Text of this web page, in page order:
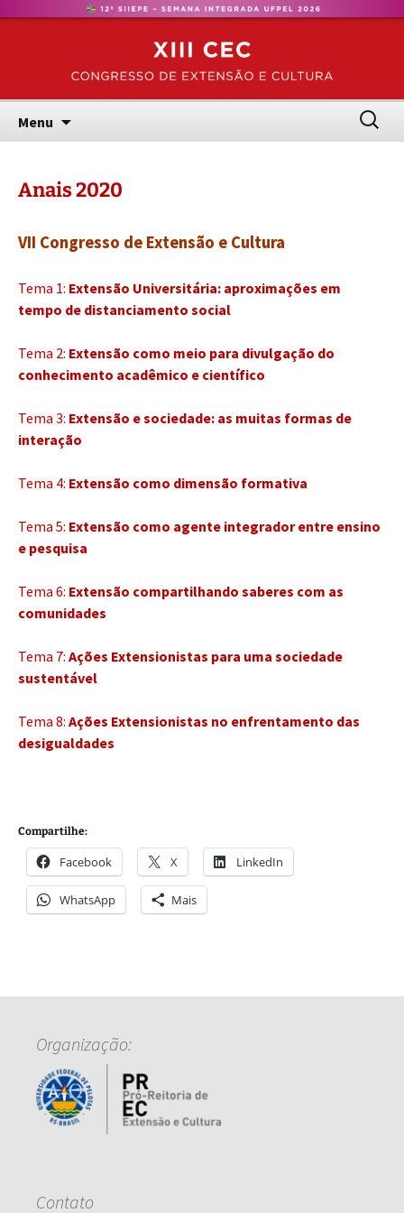
CEC
Congresso de Extensão e Cultura – UFPel
Menu
por:
Anais 2020
VII Congresso de Extensão e Cultura
Tema 1: Extensão Universitária: aproximações em
tempo de distanciamento social
Tema 2: Extensão como meio para divulgação do
conhecimento acadêmico e científico
Tema 3: Extensão e sociedade: as muitas formas de
interação
Tema 4: Extensão como dimensão formativa
Tema 5: Extensão como agente integrador entre ensino
e pesquisa
Tema 6: Extensão compartilhando saberes com as
comunidades
Tema 7: Ações Extensionistas para uma sociedade
sustentável
Tema 8: Ações Extensionistas no enfrentamento das
desigualdades
Compartilhe:
Facebook X LinkedIn
WhatsApp Mais
Organização:
Contato